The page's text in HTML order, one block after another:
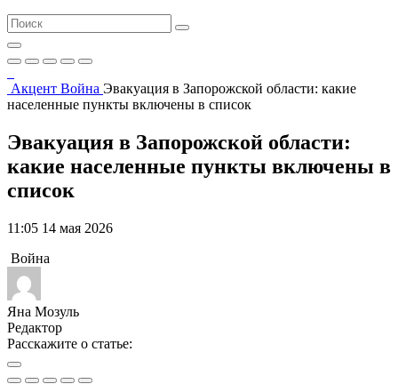
Акцент Война Эвакуация в Запорожской области: какие
населенные пункты включены в список
Эвакуация в Запорожской области:
какие населенные пункты включены в
список
11:05 14 мая 2026
Война
Яна Мозуль
Редактор
Расскажите о статье: